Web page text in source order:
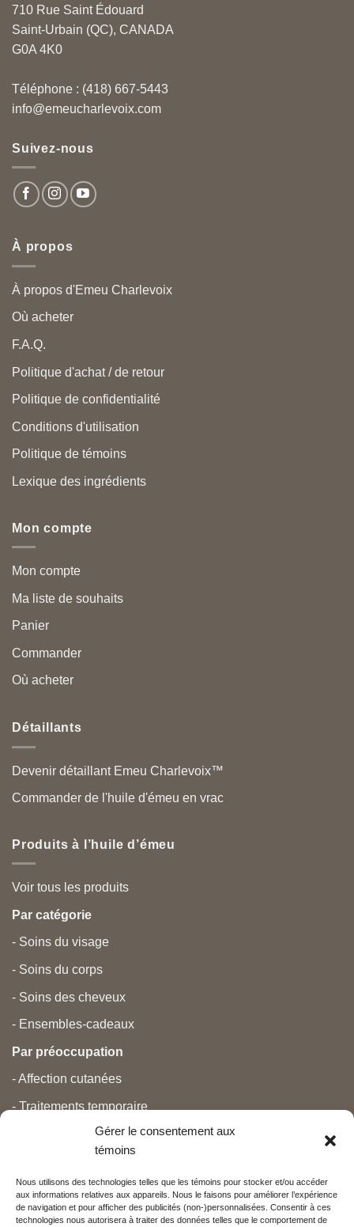
Gérer le consentement aux
témoins
Nous utilisons des technologies telles que les témoins pour stocker et/ou accéder
aux informations relatives aux appareils. Nous le faisons pour améliorer l’expérience
de navigation et pour afficher des publicités (non-)personnalisées. Consentir à ces
technologies nous autorisera à traiter des données telles que le comportement de
710 Rue Saint Édouard
Saint-Urbain (QC), CANADA
G0A 4K0
Téléphone : (418) 667-5443
info@emeucharlevoix.com
Suivez-nous
À propos
À propos d'Emeu Charlevoix
Où acheter
F.A.Q.
Politique d'achat / de retour
Politique de confidentialité
Conditions d'utilisation
Politique de témoins
Lexique des ingrédients
Mon compte
Mon compte
Ma liste de souhaits
Panier
Commander
Où acheter
Détaillants
Devenir détaillant Emeu Charlevoix™
Commander de l'huile d'émeu en vrac
Produits à l’huile d’émeu
Voir tous les produits
Par catégorie
- Soins du visage
- Soins du corps
- Soins des cheveux
- Ensembles-cadeaux
Par préoccupation
- Affection cutanées
- Traitements temporaire
- Grossesse et nouveau-né
- Anti-âge et beauté